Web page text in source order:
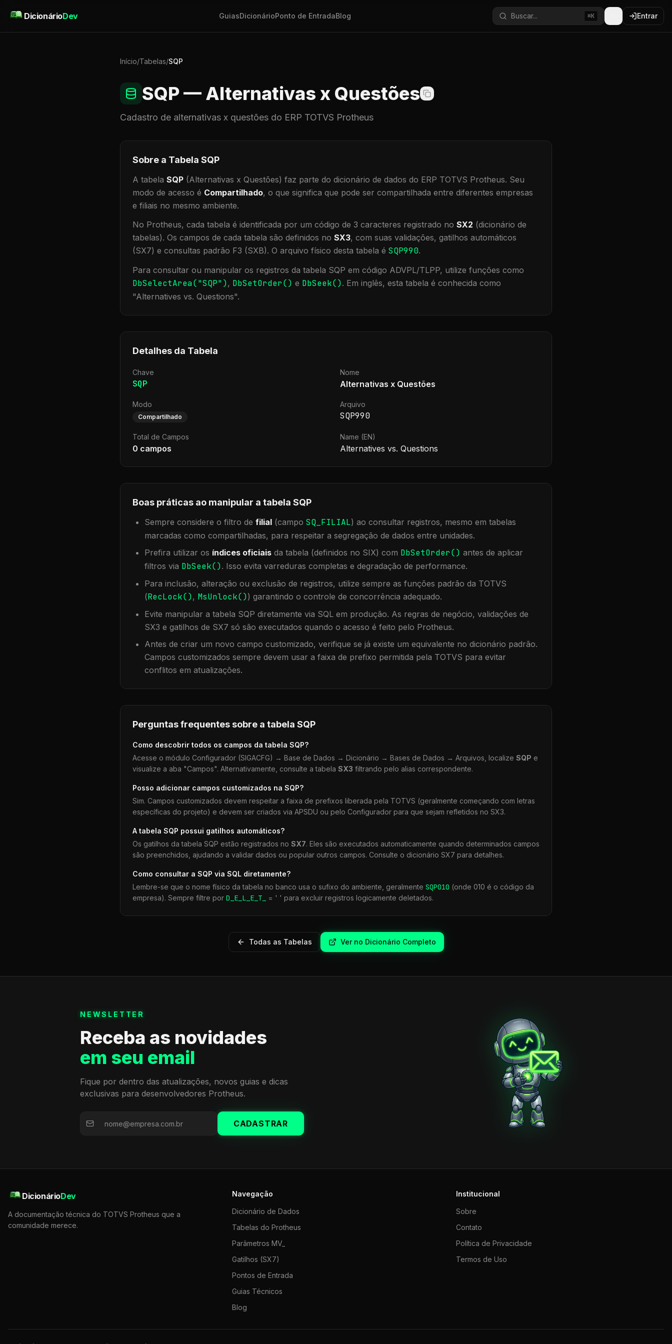
DicionárioDev GuiasDicionárioPonto de EntradaBlog Buscar... ⌘K Entrar
Início/Tabelas/SQP
SQP— Alternativas x Questões
Cadastro de alternativas x questões do ERP TOTVS Protheus
Sobre a Tabela SQP
A tabela SQP (Alternativas x Questões) faz parte do dicionário de dados do ERP TOTVS Protheus. Seu
modo de acesso é Compartilhado, o que significa que pode ser compartilhada entre diferentes empresas
e filiais no mesmo ambiente.
No Protheus, cada tabela é identificada por um código de 3 caracteres registrado no SX2 (dicionário de
tabelas). Os campos de cada tabela são definidos no SX3, com suas validações, gatilhos automáticos
(SX7) e consultas padrão F3 (SXB). O arquivo físico desta tabela é SQP990.
Para consultar ou manipular os registros da tabela SQP em código ADVPL/TLPP, utilize funções como
DbSelectArea("SQP"), DbSetOrder() e DbSeek(). Em inglês, esta tabela é conhecida como
"Alternatives vs. Questions".
Detalhes da Tabela
Chave
SQP
Nome
Alternativas x Questões
Modo
Compartilhado
Arquivo
SQP990
Total de Campos
0 campos
Name (EN)
Alternatives vs. Questions
Boas práticas ao manipular a tabela SQP
Sempre considere o filtro de filial (campo SQ_FILIAL) ao consultar registros, mesmo em tabelas
marcadas como compartilhadas, para respeitar a segregação de dados entre unidades.
Prefira utilizar os índices oficiais da tabela (definidos no SIX) com DbSetOrder() antes de aplicar
filtros via DbSeek(). Isso evita varreduras completas e degradação de performance.
Para inclusão, alteração ou exclusão de registros, utilize sempre as funções padrão da TOTVS
(RecLock(), MsUnlock()) garantindo o controle de concorrência adequado.
Evite manipular a tabela SQP diretamente via SQL em produção. As regras de negócio, validações de
SX3 e gatilhos de SX7 só são executados quando o acesso é feito pelo Protheus.
Antes de criar um novo campo customizado, verifique se já existe um equivalente no dicionário padrão.
Campos customizados sempre devem usar a faixa de prefixo permitida pela TOTVS para evitar
conflitos em atualizações.
Perguntas frequentes sobre a tabela SQP
Como descobrir todos os campos da tabela SQP?
Acesse o módulo Configurador (SIGACFG) → Base de Dados → Dicionário → Bases de Dados → Arquivos, localize SQP e
visualize a aba "Campos". Alternativamente, consulte a tabela SX3 filtrando pelo alias correspondente.
Posso adicionar campos customizados na SQP?
Sim. Campos customizados devem respeitar a faixa de prefixos liberada pela TOTVS (geralmente começando com letras
específicas do projeto) e devem ser criados via APSDU ou pelo Configurador para que sejam refletidos no SX3.
A tabela SQP possui gatilhos automáticos?
Os gatilhos da tabela SQP estão registrados no SX7. Eles são executados automaticamente quando determinados campos
são preenchidos, ajudando a validar dados ou popular outros campos. Consulte o dicionário SX7 para detalhes.
Como consultar a SQP via SQL diretamente?
Lembre-se que o nome físico da tabela no banco usa o sufixo do ambiente, geralmente SQP010 (onde 010 é o código da
empresa). Sempre filtre por D_E_L_E_T_ = ' ' para excluir registros logicamente deletados.
Todas as Tabelas Ver no Dicionário Completo
NEWSLETTER
Receba as novidades
em seu email
Fique por dentro das atualizações, novos guias e dicas
exclusivas para desenvolvedores Protheus.
CADASTRAR
DicionárioDev
A documentação técnica do TOTVS Protheus que a
comunidade merece.
Navegação
Dicionário de Dados
Tabelas do Protheus
Parâmetros MV_
Gatilhos (SX7)
Pontos de Entrada
Guias Técnicos
Blog
Institucional
Sobre
Contato
Política de Privacidade
Termos de Uso